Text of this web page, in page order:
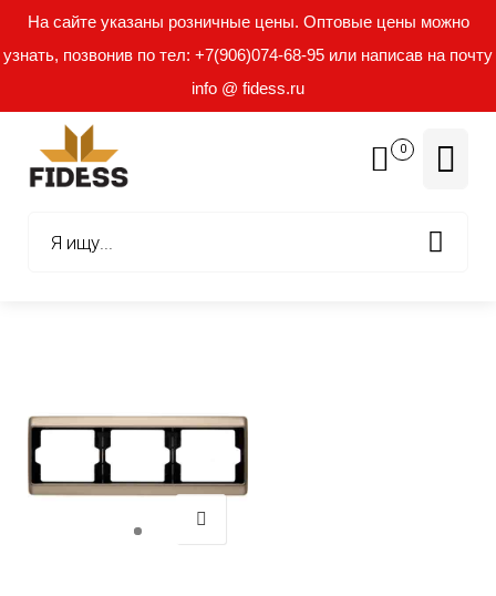
На сайте указаны розничные цены. Оптовые цены можно
узнать, позвонив по тел: +7(906)074-68-95 или написав на почту
info @ fidess.ru
0